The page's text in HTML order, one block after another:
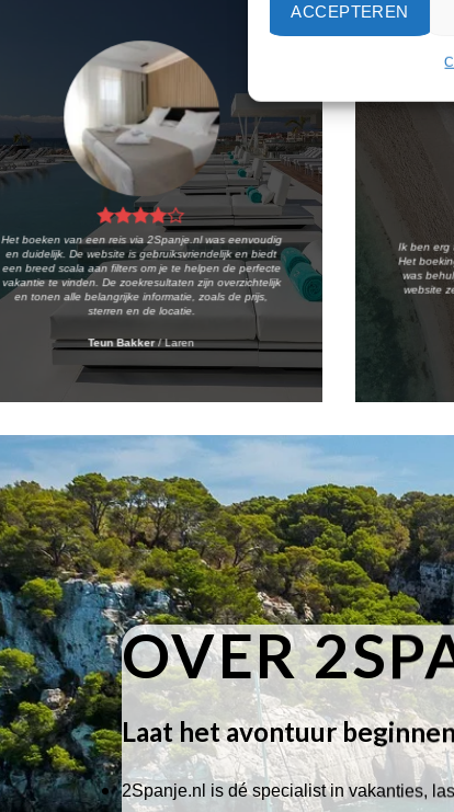
ACCEPTEREN
Het boeken van een reis via 2Spanje.nl was eenvoudig
en duidelijk. De website is gebruiksvriendelijk en biedt
een breed scala aan filters om je te helpen de perfecte
vakantie te vinden. De zoekresultaten zijn overzichtelijk
en tonen alle belangrijke informatie, zoals de prijs,
sterren en de locatie.
Teun Bakker /Laren
Ik ben erg
Het
was
website
OVER
Laat het avontuur
2Spanje.nl is dé specialist in vakanties,